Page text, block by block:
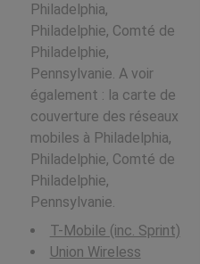
Philadelphia,
Philadelphie, Comté de
Philadelphie,
Pennsylvanie. A voir
également : la carte de
couverture des réseaux
mobiles à Philadelphia,
Philadelphie, Comté de
Philadelphie,
Pennsylvanie.
T-Mobile (inc. Sprint)
Union Wireless